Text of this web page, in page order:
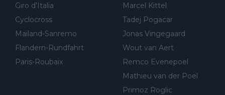
Giro d'Italia
Cyclocross
Mailand-Sanremo
Flandern-Rundfahrt
Paris-Roubaix
Marcel Kittel
Tadej Pogacar
Jonas Vingegaard
Wout van Aert
Remco Evenepoel
Mathieu van der Poel
Primoz Roglic